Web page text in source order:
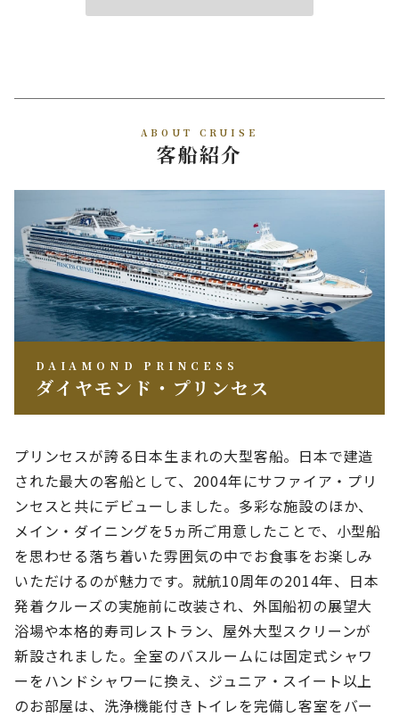
ABOUT CRUISE
客船紹介
DAIAMOND PRINCESS
ダイヤモンド・プリンセス
プリンセスが誇る日本生まれの大型客船。日本で建造
された最大の客船として、2004年にサファイア・プリ
ンセスと共にデビューしました。多彩な施設のほか、
メイン・ダイニングを5ヵ所ご用意したことで、小型船
を思わせる落ち着いた雰囲気の中でお食事をお楽しみ
いただけるのが魅力です。就航10周年の2014年、日本
発着クルーズの実施前に改装され、外国船初の展望大
浴場や本格的寿司レストラン、屋外大型スクリーンが
新設されました。全室のバスルームには固定式シャワ
ーをハンドシャワーに換え、ジュニア・スイート以上
のお部屋は、洗浄機能付きトイレを完備し客室をバー